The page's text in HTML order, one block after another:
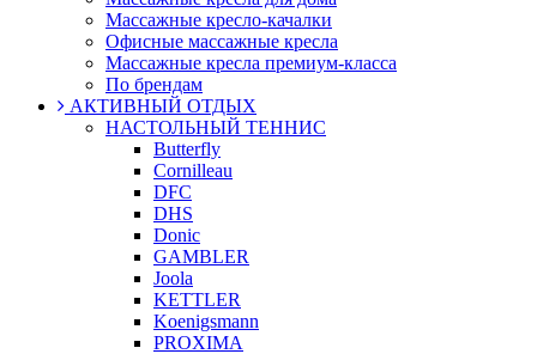
Массажные кресло-качалки
Офисные массажные кресла
Массажные кресла премиум-класса
По брендам
АКТИВНЫЙ ОТДЫХ
НАСТОЛЬНЫЙ ТЕННИС
Butterfly
Cornilleau
DFC
DHS
Donic
GAMBLER
Joola
KETTLER
Koenigsmann
PROXIMA